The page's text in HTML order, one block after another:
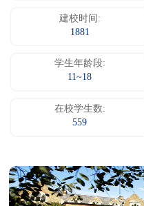
建校时间:
1881
学生年龄段:
11~18
在校学生数:
559